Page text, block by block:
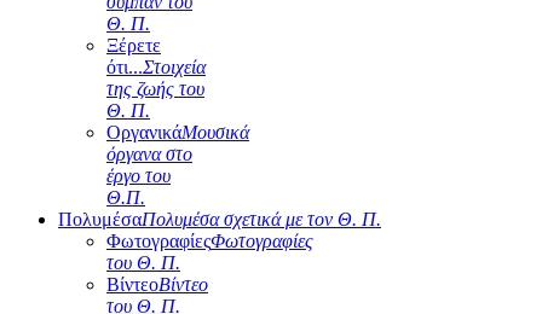
Θ. Π.
Ξέρετε
ότι...Στοιχεία
της ζωής του
Θ. Π.
ΟργανικάΜουσικά
όργανα στο
έργο του
Θ.Π.
ΠολυμέσαΠολυμέσα σχετικά με τον Θ. Π.
ΦωτογραφίεςΦωτογραφίες
του Θ. Π.
ΒίντεοΒίντεο
του Θ. Π.